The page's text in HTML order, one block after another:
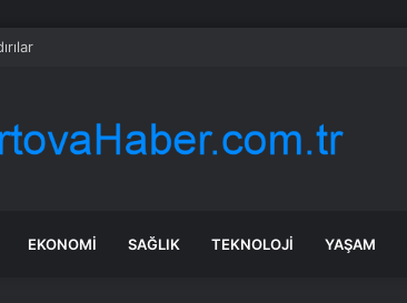
EKONOMI SAĞLIK TEKNOLOJI YAŞAM